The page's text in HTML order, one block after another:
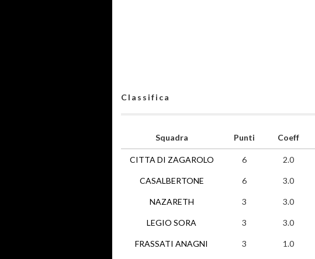
Classifica
Squadra
CITTA DI ZAGAROLO
CASALBERTONE
NAZARETH
LEGIO SORA
FRASSATI ANAGNI
Punti Coeff
6 2.0
6 3.0
3 3.0
3 3.0
3 1.0